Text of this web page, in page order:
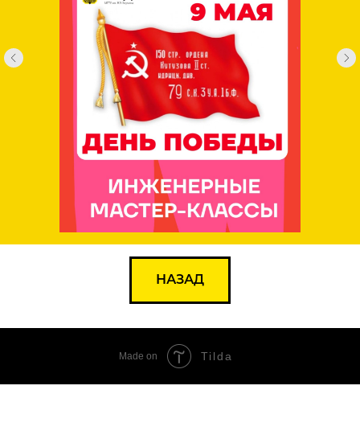
НАЗАД
Made on Tilda